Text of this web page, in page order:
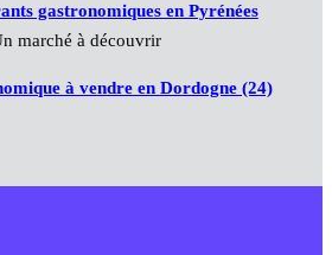
gastronomiques en Pyrénées
marché à découvrir
à vendre en Dordogne (24)